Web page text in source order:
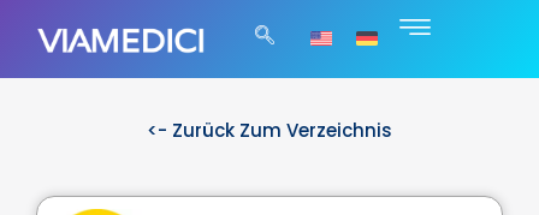
<- Zurück Zum Verzeichnis